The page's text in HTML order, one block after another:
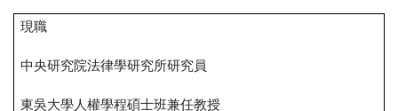
現職
中央研究院法律學研究所研究員
東吳大學人權學程碩士班兼任教授